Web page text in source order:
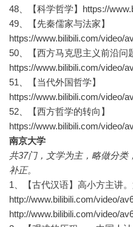
48、【科学哲学】https://
49、【先秦儒家与法家】
https://www.bilibili.com/video/
50、【西方马克思主义前沿问
https://www.bilibili.com/video/
51、【当代外国哲学】
https://www.bilibili.com/video/
52、【西方哲学的转向】
https://www.bilibili.com/video/
南京大学
共37门，文学为主，略做分
补正。
1、【古代汉语】高小方主讲
http://www.bilibili.com/video/
http://www.bilibili.com/video/